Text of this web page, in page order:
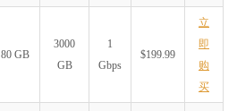
80 GB
3000
GB
1
Gbps
$199.99
立
即
购
买